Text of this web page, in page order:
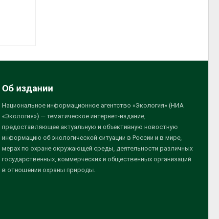
Об издании
Национальное информационное агентство «Экология» (НИА
«Экология») — тематическое интернет-издание,
предоставляющее актуальную и объективную новостную
информацию об экологической ситуации в России и в мире,
мерах по охране окружающей среды, деятельности различных
государственных, коммерческих и общественных организаций
в отношении охраны природы.